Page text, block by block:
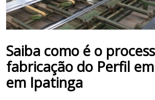
Saiba como é o
fabricação do Perfil
em Ipatinga